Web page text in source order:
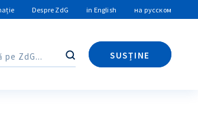
Despre ZdG in English на русском
Caută
SUSȚINE
Caută